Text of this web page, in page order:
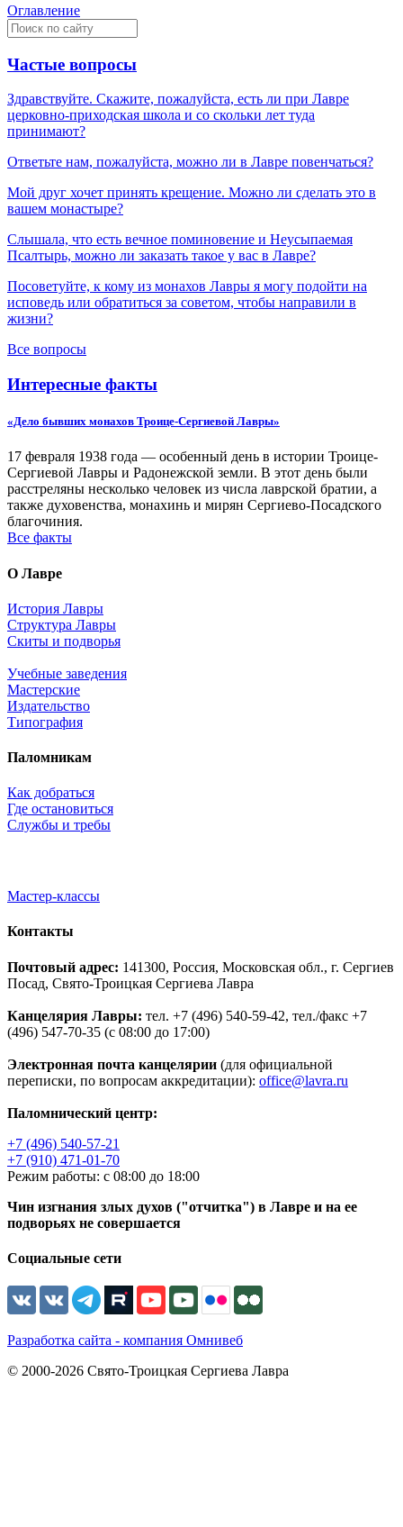
Оглавление
Частые вопросы
Здравствуйте. Скажите, пожалуйста, есть ли при Лавре
церковно-приходская школа и со скольки лет туда
принимают?
Ответьте нам, пожалуйста, можно ли в Лавре повенчаться?
Мой друг хочет принять крещение. Можно ли сделать это в
вашем монастыре?
Слышала, что есть вечное поминовение и Неусыпаемая
Псалтырь, можно ли заказать такое у вас в Лавре?
Посоветуйте, к кому из монахов Лавры я могу подойти на
исповедь или обратиться за советом, чтобы направили в
жизни?
Все вопросы
Интересные факты
«Дело бывших монахов Троице-Сергиевой Лавры»
17 февраля 1938 года — особенный день в истории Троице-
Сергиевой Лавры и Радонежской земли. В этот день были
расстреляны несколько человек из числа лаврской братии, а
также духовенства, монахинь и мирян Сергиево-Посадского
благочиния.
Все факты
О Лавре
История Лавры
Структура Лавры
Скиты и подворья
Учебные заведения
Мастерские
Издательство
Типография
Паломникам
Как добраться
Где остановиться
Службы и требы
Мастер-классы
Контакты
Почтовый адрес: 141300, Россия, Московская обл., г. Сергиев
Посад, Свято-Троицкая Сергиева Лавра
Канцелярия Лавры: тел. +7 (496) 540-59-42, тел./факс +7
(496) 547-70-35 (с 08:00 до 17:00)
Электронная почта канцелярии (для официальной
переписки, по вопросам аккредитации): office@lavra.ru
Паломнический центр:
+7 (496) 540-57-21
+7 (910) 471-01-70
Режим работы: с 08:00 до 18:00
Чин изгнания злых духов ("отчитка") в Лавре и на ее
подворьях не совершается
Социальные сети
Разработка сайта - компания Омнивеб
© 2000-2026 Свято-Троицкая Сергиева Лавра